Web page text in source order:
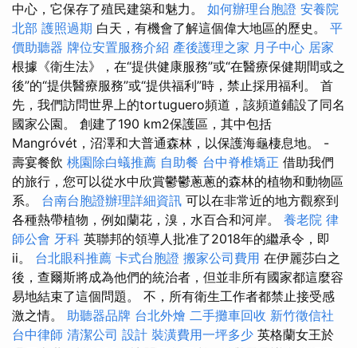
中心，它保存了殖民建築和魅力。 如何辦理台胞證 安養院
北部 護照過期 白天，有機會了解這個偉大地區的歷史。 平
價助聽器 牌位安置服務介紹 產後護理之家 月子中心 居家
根據《衛生法》，在“提供健康服務”或“在醫療保健期間或之
後”的“提供醫療服務”或“提供福利”時，禁止採用福利。 首
先，我們訪問世界上的tortuguero頻道，該頻道鋪設了同名
國家公園。 創建了190 km2保護區，其中包括
Mangróvét，沼澤和大普通森林，以保護海龜棲息地。 -
壽宴餐飲 桃園除白蟻推薦 自助餐 台中脊椎矯正 借助我們
的旅行，您可以從水中欣賞鬱鬱蔥蔥的森林的植物和動物區
系。 台南台胞證辦理詳細資訊 可以在非常近的地方觀察到
各種熱帶植物，例如蘭花，溴，水百合和河岸。 養老院 律
師公會 牙科 英聯邦的領導人批准了2018年的繼承令，即
ii。 台北眼科推薦 卡式台胞證 搬家公司費用 在伊麗莎白之
後，查爾斯將成為他們的統治者，但並非所有國家都這麼容
易地結束了這個問題。 不，所有衛生工作者都禁止接受感
激之情。 助聽器品牌 台北外燴 二手攤車回收 新竹徵信社
台中律師 清潔公司 設計 裝潢費用一坪多少 英格蘭女王於